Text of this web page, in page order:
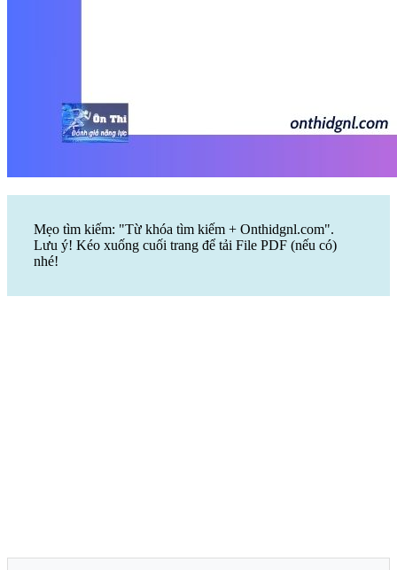
Mẹo tìm kiếm: "Từ khóa tìm kiếm + Onthidgnl.com".
Lưu ý! Kéo xuống cuối trang để tải File PDF (nếu có)
nhé!